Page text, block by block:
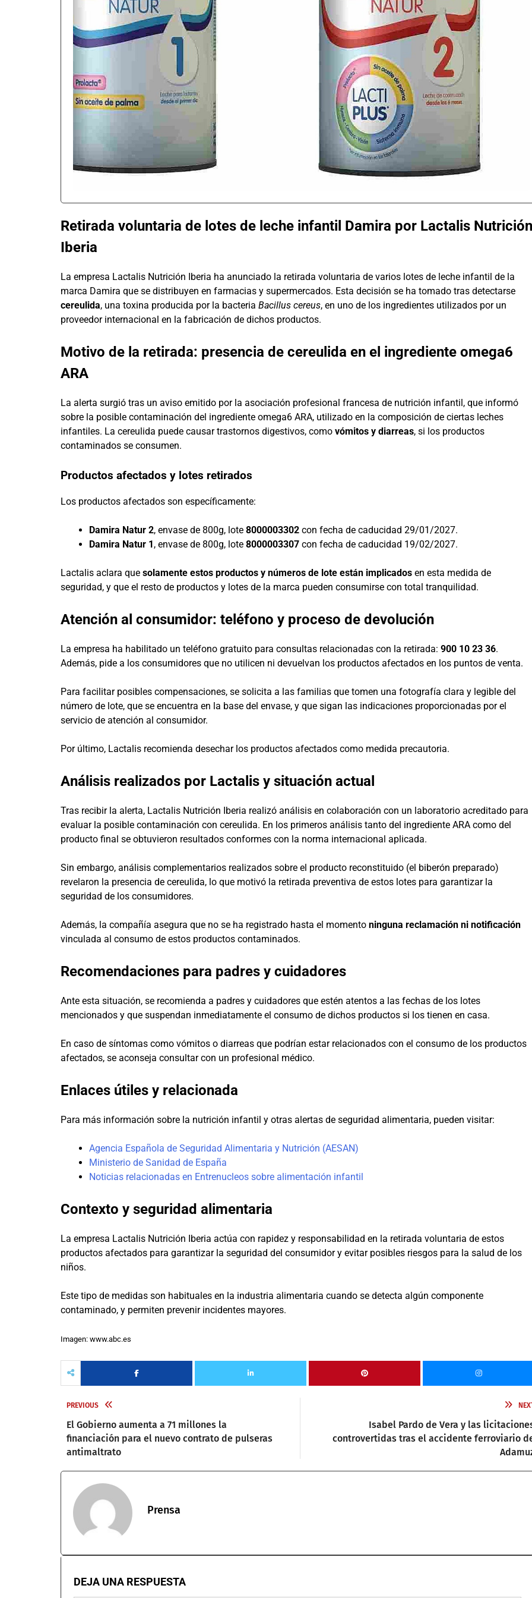
Retirada voluntaria de lotes de leche infantil Damira por Lactalis Nutrición
Iberia
La empresa Lactalis Nutrición Iberia ha anunciado la retirada voluntaria de varios lotes de leche infantil de la
marca Damira que se distribuyen en farmacias y supermercados. Esta decisión se ha tomado tras detectarse
cereulida, una toxina producida por la bacteria Bacillus cereus, en uno de los ingredientes utilizados por un
proveedor internacional en la fabricación de dichos productos.
Motivo de la retirada: presencia de cereulida en el ingrediente omega6
ARA
La alerta surgió tras un aviso emitido por la asociación profesional francesa de nutrición infantil, que informó
sobre la posible contaminación del ingrediente omega6 ARA, utilizado en la composición de ciertas leches
infantiles. La cereulida puede causar trastornos digestivos, como vómitos y diarreas, si los productos
contaminados se consumen.
Productos afectados y lotes retirados
Los productos afectados son específicamente:
Damira Natur 2, envase de 800g, lote 8000003302 con fecha de caducidad 29/01/2027.
Damira Natur 1 , envase de 800g, lote 8000003307 con fecha de caducidad 19/02/2027.
Lactalis aclara que solamente estos productos y números de lote están implicados en esta medida de
seguridad, y que el resto de productos y lotes de la marca pueden consumirse con total tranquilidad.
Atención al consumidor: teléfono y proceso de devolución
La empresa ha habilitado un teléfono gratuito para consultas relacionadas con la retirada: 900 10 23 36.
Además, pide a los consumidores que no utilicen ni devuelvan los productos afectados en los puntos de venta.
Para facilitar posibles compensaciones, se solicita a las familias que tomen una fotografía clara y legible del
número de lote, que se encuentra en la base del envase, y que sigan las indicaciones proporcionadas por el
servicio de atención al consumidor.
Por último, Lactalis recomienda desechar los productos afectados como medida precautoria.
Análisis realizados por Lactalis y situación actual
Tras recibir la alerta, Lactalis Nutrición Iberia realizó análisis en colaboración con un laboratorio acreditado para
evaluar la posible contaminación con cereulida. En los primeros análisis tanto del ingrediente ARA como del
producto final se obtuvieron resultados conformes con la norma internacional aplicada.
Sin embargo, análisis complementarios realizados sobre el producto reconstituido (el biberón preparado)
revelaron la presencia de cereulida, lo que motivó la retirada preventiva de estos lotes para garantizar la
seguridad de los consumidores.
Además, la compañía asegura que no se ha registrado hasta el momento ninguna reclamación ni notificación
vinculada al consumo de estos productos contaminados.
Recomendaciones para padres y cuidadores
Ante esta situación, se recomienda a padres y cuidadores que estén atentos a las fechas de los lotes
mencionados y que suspendan inmediatamente el consumo de dichos productos si los tienen en casa.
En caso de síntomas como vómitos o diarreas que podrían estar relacionados con el consumo de los productos
afectados, se aconseja consultar con un profesional médico.
Enlaces útiles y relacionada
Para más información sobre la nutrición infantil y otras alertas de seguridad alimentaria, pueden visitar:
Agencia Española de Seguridad Alimentaria y Nutrición (AESAN)
Ministerio de Sanidad de España
Noticias relacionadas en Entrenucleos sobre alimentación infantil
Contexto y seguridad alimentaria
La empresa Lactalis Nutrición Iberia actúa con rapidez y responsabilidad en la retirada voluntaria de estos
productos afectados para garantizar la seguridad del consumidor y evitar posibles riesgos para la salud de los
niños.
Este tipo de medidas son habituales en la industria alimentaria cuando se detecta algún componente
contaminado, y permiten prevenir incidentes mayores.
Imagen: www.abc.es
PREVIOUS
El Gobierno aumenta a 71 millones la
financiación para el nuevo contrato de pulseras
antimaltrato
Isabel Pardo de Vera y las
controvertidas tras el accidente ferroviario
Prensa
DEJA UNA RESPUESTA